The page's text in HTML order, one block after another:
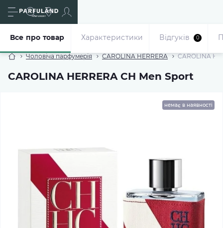
Чоловіча парфумерія CAROLINA HERRERA CAROLINA
CAROLINA HERRERA CH Men Sport
Все про товар Характеристики Відгуків 0
немає в наявності